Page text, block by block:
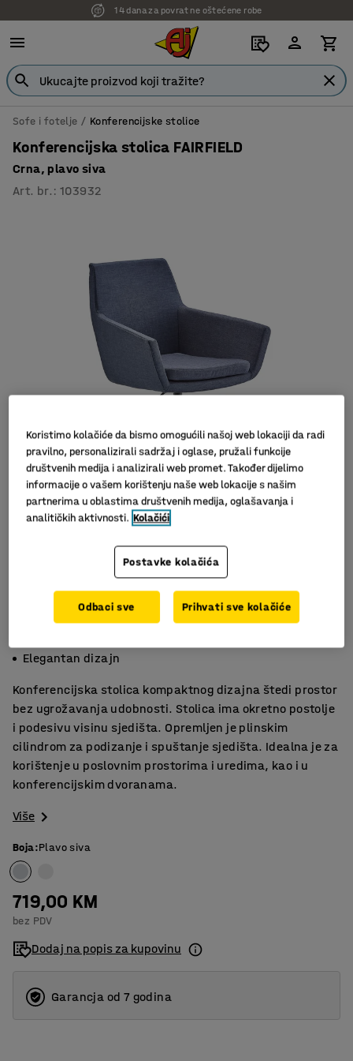
7 godina garancije
Sofe i fotelje Konferencijske stolice
Konferencijska stolica FAIRFIELD
Crna, plavo siva
Art. br. :103932
Podesiva visina
Elegantan dizajn
Konferencijska stolica kompaktnog dizajna štedi prostor
bez ugrožavanja udobnosti. Stolica ima okretno postolje
i podesivu visinu sjedišta. Opremljen je plinskim
cilindrom za podizanje i spuštanje sjedišta. Idealna je za
korištenje u poslovnim prostorima i uredima, kao i u
konferencijskim dvoranama.
Više
Boja:Plavo siva
719,00 KM
bez PDV
Dodaj na popis za kupovinu
Garancja od 7 godina
Koristimo kolačiće da bismo omogućili našoj web lokaciji da radi
pravilno, personalizirali sadržaj i oglase, pružali funkcije
društvenih medija i analizirali web promet. Također dijelimo
informacije o vašem korištenju naše web lokacije s našim
partnerima u oblastima društvenih medija, oglašavanja i
analitičkih aktivnosti. Kolačići
Postavke kolačića
Odbaci sve Prihvati sve kolačiće